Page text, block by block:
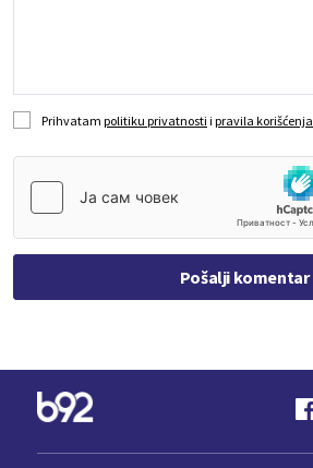
Prihvatam politiku privatnosti i pravila korišćenja
Pošalji komentar